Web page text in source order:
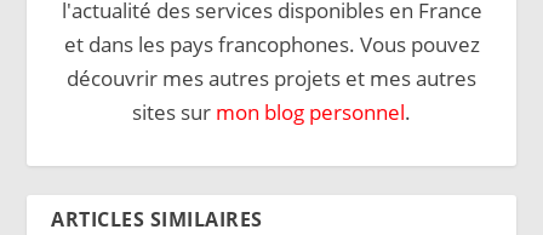
l'actualité des services disponibles en France
et dans les pays francophones. Vous pouvez
découvrir mes autres projets et mes autres
sites sur mon blog personnel.
ARTICLES SIMILAIRES